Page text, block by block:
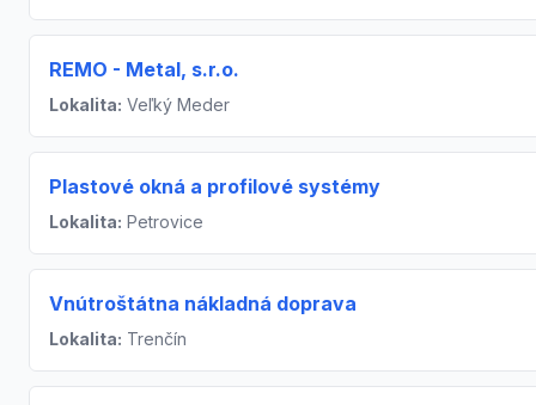
REMO - Metal, s.r.o.
Lokalita: Veľký Meder
Plastové okná a profilové systémy
Lokalita: Petrovice
Vnútroštátna nákladná doprava
Lokalita: Trenčín